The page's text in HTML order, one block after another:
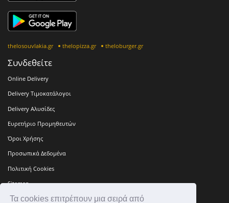
Τα cookies επιτρέπουν μια σειρά από
thelosouvlakia.gr thelopizza.gr theloburger.gr
Συνδεθείτε
Online Delivery
Delivery Τιμοκατάλογοι
Delivery Αλυσίδες
Ευρετήριο Προμηθευτών
Όροι Χρήσης
Προσωπικά Δεδομένα
Πολιτική Cookies
Sitemap
Press Kit